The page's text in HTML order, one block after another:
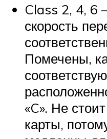
Class 2, 4, 6
скорость
Помечены,
«C». Не
карты,